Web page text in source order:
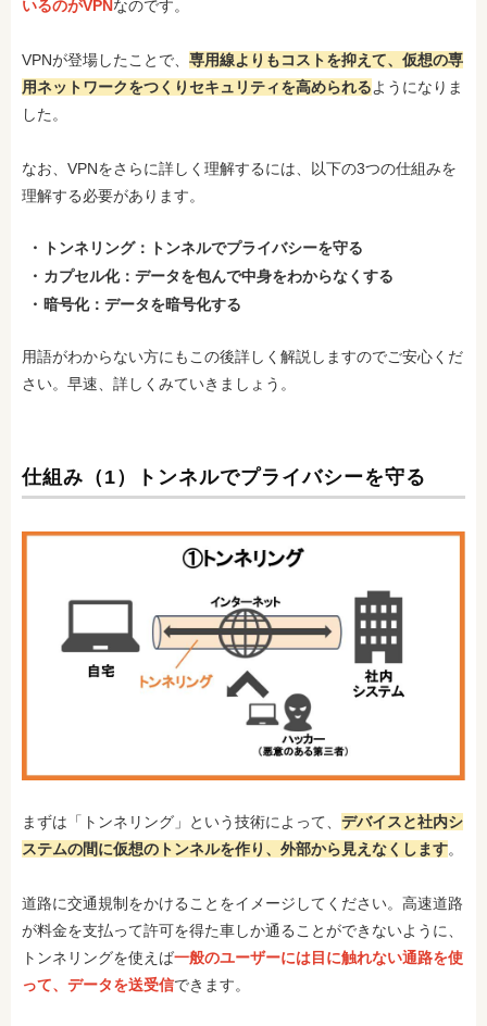
いるのがVPNなのです。
VPNが登場したことで、 専用線よりもコストを抑えて、仮想の専
用ネットワークをつくりセキュリティを高められるようになりま
した。
なお、VPNをさらに詳しく理解するには、以下の3つの仕組みを
理解する必要があります。
トンネリング：トンネルでプライバシーを守る
カプセル化：データを包んで中身をわからなくする
暗号化：データを暗号化する
用語がわからない方にもこの後詳しく解説しますのでご安心くだ
さい。早速、詳しくみていきましょう。
仕組み（1）トンネルでプライバシーを守る
まずは「トンネリング」という技術によって、 デバイスと社内シ
ステムの間に仮想のトンネルを作り、外部から見えなくします。
道路に交通規制をかけることをイメージしてください。高速道路
が料金を支払って許可を得た車しか通ることができないように、
トンネリングを使えば一般のユーザーには目に触れない通路を使
って、データを送受信できます。